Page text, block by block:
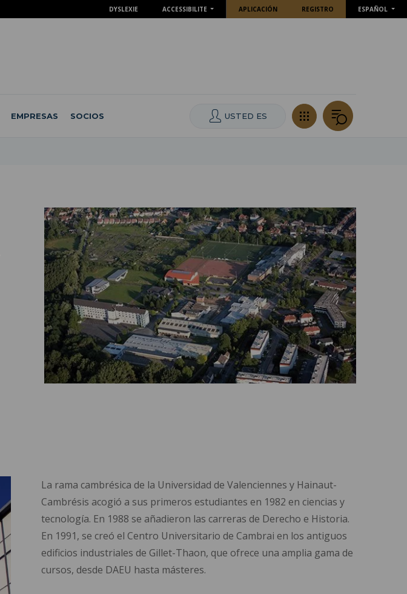
DYSLEXIE ACCESSIBILITE APLICACIÓN REGISTRO ESPAÑOL
EMPRESAS SOCIOS USTED ES
La rama cambrésica de la Universidad de Valenciennes y Hainaut-
Cambrésis acogió a sus primeros estudiantes en 1982 en ciencias y
tecnología. En 1988 se añadieron las carreras de Derecho e Historia.
En 1991, se creó el Centro Universitario de Cambrai en los antiguos
edificios industriales de Gillet-Thaon, que ofrece una amplia gama de
cursos, desde DAEU hasta másteres.